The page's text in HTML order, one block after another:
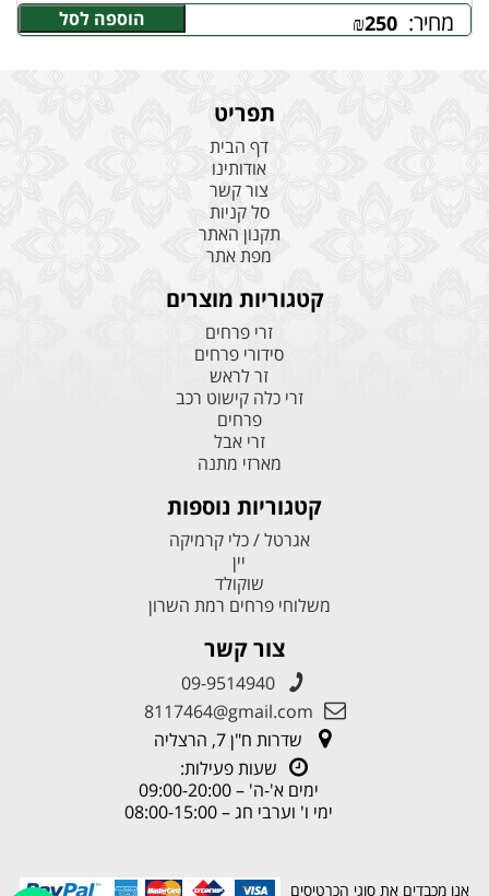
מחיר: ₪250 הוספה לסל
תפריט
דף הבית
אודותינו
צור קשר
סל קניות
תקנון האתר
מפת אתר
קטגוריות מוצרים
זרי פרחים
סידורי פרחים
זר לראש
זרי כלה קישוט רכב
פרחים
זרי אבל
מארזי מתנה
קטגוריות נוספות
אגרטל / כלי קרמיקה
יין
שוקולד
משלוחי פרחים רמת השרון
צור קשר
09-9514940
8117464@gmail.com
שדרות ח"ן 7, הרצליה
שעות פעילות:
ימים א'-ה' – 09:00-20:00
ימי ו' וערבי חג – 08:00-15:00
אנו מכבדים את סוגי הכרטיסים